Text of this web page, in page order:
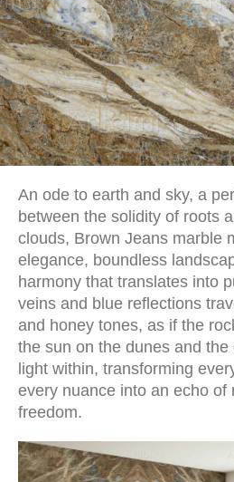
An ode to earth and sky, a
between the solidity of roots
clouds, Brown Jeans marble
elegance, boundless
harmony that translates into
veins and blue reflections
and honey tones, as if the
the sun on the dunes and the
light within, transforming
every nuance into an echo of
freedom.